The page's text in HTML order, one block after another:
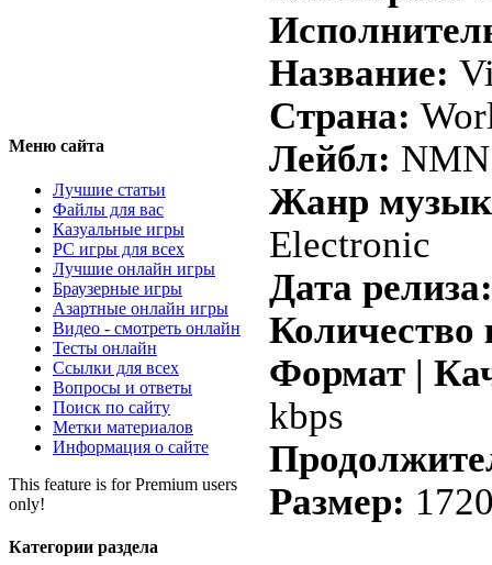
Меню сайта
Лучшие статьи
Файлы для вас
Казуальные игры
PC игры для всех
Лучшие онлайн игры
Браузерные игры
Азартные онлайн игры
Видео - смотреть онлайн
Тесты онлайн
Ссылки для всех
Вопросы и ответы
Поиск по сайту
Метки материалов
Информация о сайте
This feature is for Premium users
only!
Категории раздела
Название:
Страна:
Лейбл: NMN
Жанр
Electronic
Дата релиза:
Количество
Формат |
kbps
Размер: